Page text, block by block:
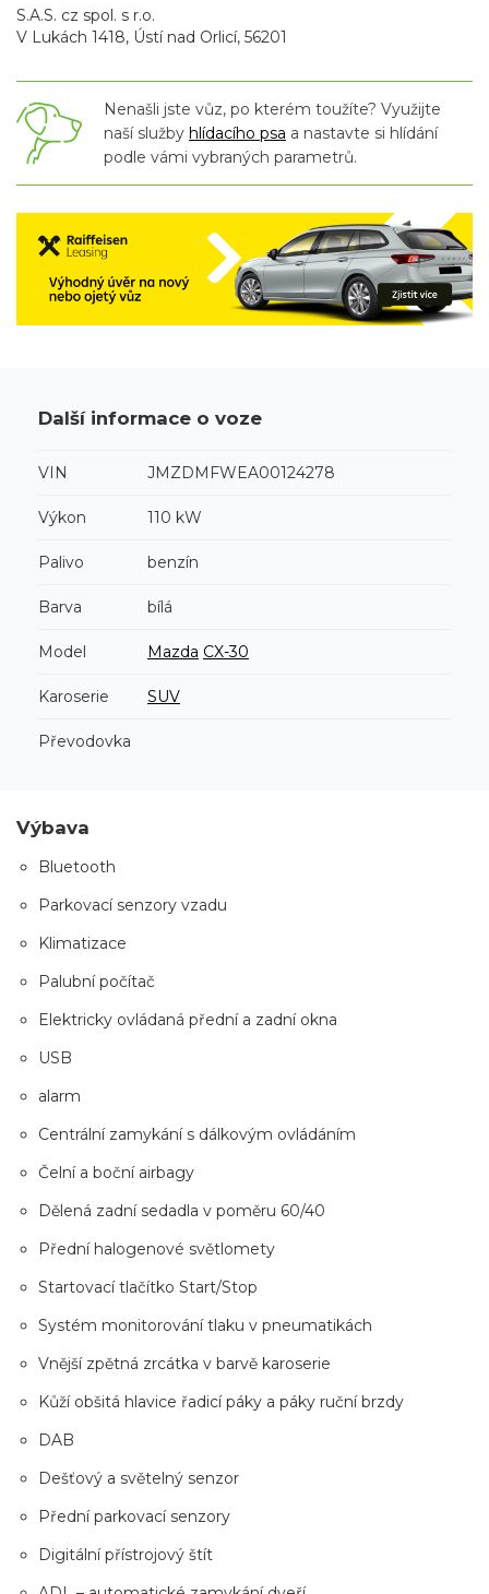
S.A.S. cz spol. s r.o.
V Lukách 1418, Ústí nad Orlicí, 56201
Nenašli jste vůz, po kterém toužíte? Využijte
naší služby hlídacího psa a nastavte si hlídání
podle vámi vybraných parametrů.
Další informace o voze
VIN JMZDMFWEA00124278
Výkon 110 kW
Palivo benzín
Barva bílá
Model Mazda CX-30
Karoserie SUV
Převodovka
Výbava
Bluetooth
Parkovací senzory vzadu
Klimatizace
Palubní počítač
Elektricky ovládaná přední a zadní okna
USB
alarm
Centrální zamykání s dálkovým ovládáním
Čelní a boční airbagy
Dělená zadní sedadla v poměru 60/40
Přední halogenové světlomety
Startovací tlačítko Start/Stop
Systém monitorování tlaku v pneumatikách
Vnější zpětná zrcátka v barvě karoserie
Kůží obšitá hlavice řadicí páky a páky ruční brzdy
DAB
Dešťový a světelný senzor
Přední parkovací senzory
Digitální přístrojový štít